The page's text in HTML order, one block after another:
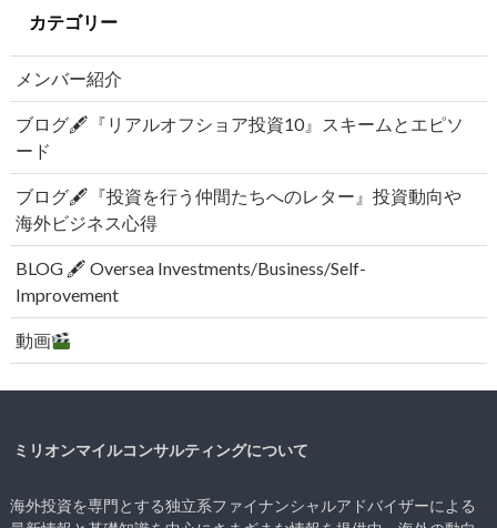
カテゴリー
メンバー紹介
ブログ🖋『リアルオフショア投資10』スキームとエピソ
ード
ブログ🖋『投資を行う仲間たちへのレター』投資動向や
海外ビジネス心得
BLOG 🖋 Oversea Investments/Business/Self-
Improvement
動画
ミリオンマイルコンサルティングについて
海外投資を専門とする独立系ファイナンシャルアドバイザーによる